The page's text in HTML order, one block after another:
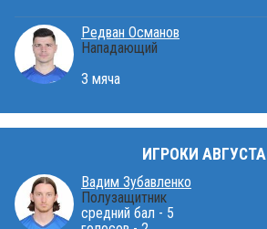
Редван Османов
Нападающий
3 мяча
ИГРОКИ АВГУСТА
Вадим Зубавленко
Полузащитник
средний бал - 5